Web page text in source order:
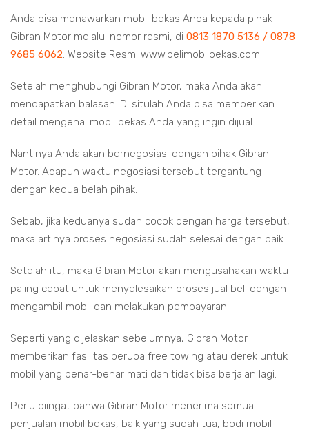
Anda bisa menawarkan mobil bekas Anda kepada pihak
Gibran Motor melalui nomor resmi, di 0813 1870 5136 / 0878
9685 6062 . Website Resmi www.belimobilbekas.com
Setelah menghubungi Gibran Motor, maka Anda akan
mendapatkan balasan. Di situlah Anda bisa memberikan
detail mengenai mobil bekas Anda yang ingin dijual.
Nantinya Anda akan bernegosiasi dengan pihak Gibran
Motor. Adapun waktu negosiasi tersebut tergantung
dengan kedua belah pihak.
Sebab, jika keduanya sudah cocok dengan harga tersebut,
maka artinya proses negosiasi sudah selesai dengan baik.
Setelah itu, maka Gibran Motor akan mengusahakan waktu
paling cepat untuk menyelesaikan proses jual beli dengan
mengambil mobil dan melakukan pembayaran.
Seperti yang dijelaskan sebelumnya, Gibran Motor
memberikan fasilitas berupa free towing atau derek untuk
mobil yang benar-benar mati dan tidak bisa berjalan lagi.
Perlu diingat bahwa Gibran Motor menerima semua
penjualan mobil bekas, baik yang sudah tua, bodi mobil